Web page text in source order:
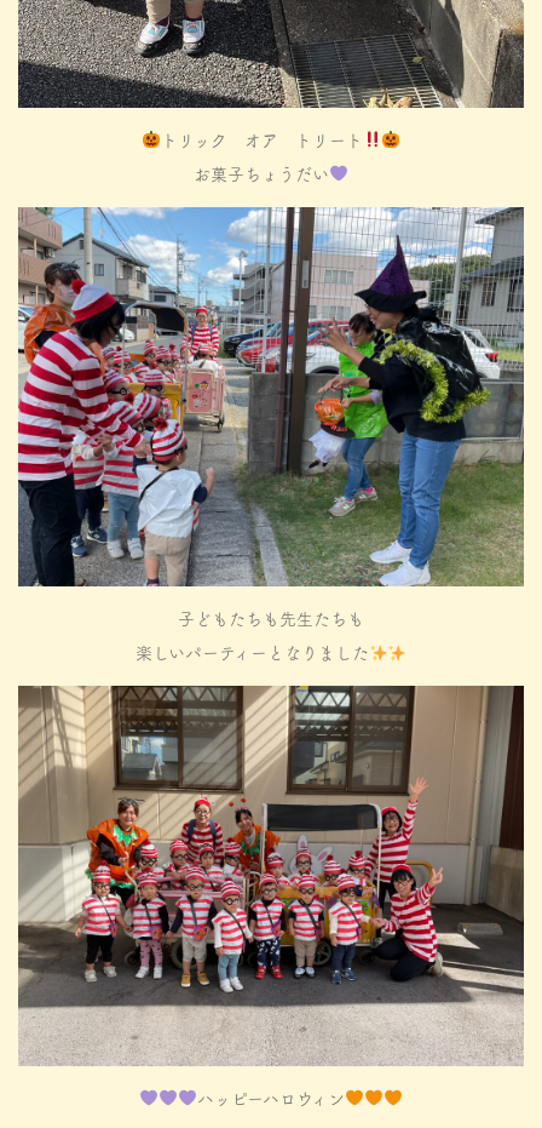
トリック オア トリート
お菓子ちょうだい
子どもたちも先生たちも
楽しいパーティーとなりました
ハッピーハロウィン